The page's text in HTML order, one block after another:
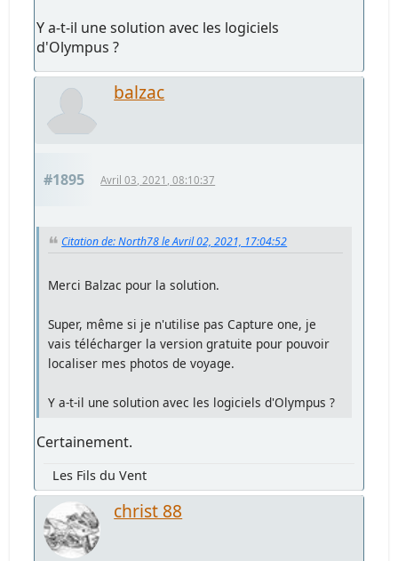
Y a-t-il une solution avec les logiciels
d'Olympus ?
balzac
#1895 Avril 03, 2021, 08:10:37
Citation de: North78 le Avril 02, 2021, 17:04:52
Merci Balzac pour la solution.
Super, même si je n'utilise pas Capture one, je
vais télécharger la version gratuite pour pouvoir
localiser mes photos de voyage.
Y a-t-il une solution avec les logiciels d'Olympus ?
Certainement.
Les Fils du Vent
christ 88